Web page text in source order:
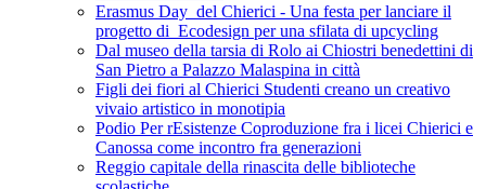
Erasmus Day del Chierici - Una festa per lanciare il
progetto di Ecodesign per una sfilata di upcycling
Dal museo della tarsia di Rolo ai Chiostri benedettini di
San Pietro a Palazzo Malaspina in città
Figli dei fiori al Chierici Studenti creano un creativo
vivaio artistico in monotipia
Podio Per rEsistenze Coproduzione fra i licei Chierici e
Canossa come incontro fra generazioni
Reggio capitale della rinascita delle biblioteche